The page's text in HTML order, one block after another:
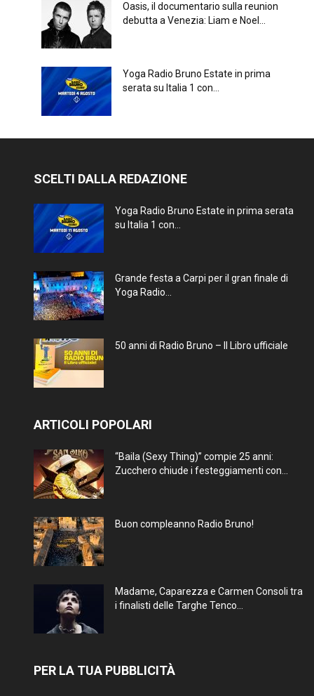
Oasis, il documentario sulla reunion
debutta a Venezia: Liam e Noel...
Yoga Radio Bruno Estate in prima
serata su Italia 1 con...
SCELTI DALLA REDAZIONE
Yoga Radio Bruno Estate in prima serata
su Italia 1 con...
Grande festa a Carpi per il gran finale di
Yoga Radio...
50 anni di Radio Bruno – Il Libro ufficiale
ARTICOLI POPOLARI
“Baila (Sexy Thing)” compie 25 anni:
Zucchero chiude i festeggiamenti con...
Buon compleanno Radio Bruno!
Madame, Caparezza e Carmen Consoli tra
i finalisti delle Targhe Tenco...
PER LA TUA PUBBLICITÀ